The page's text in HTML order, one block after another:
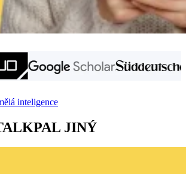
inteligence
JINÝ